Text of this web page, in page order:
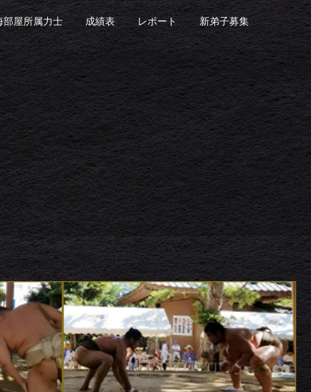
部屋所属力士 成績表 レポート 新弟子募集